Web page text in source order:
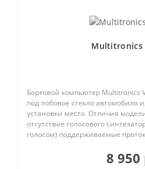
Multitronics
Бортовой компьютер Multitronics
под лобовое стекло автомобиля
установки место. Отличия
отсутствие голосового
голосом) поддерживаемые
8 950